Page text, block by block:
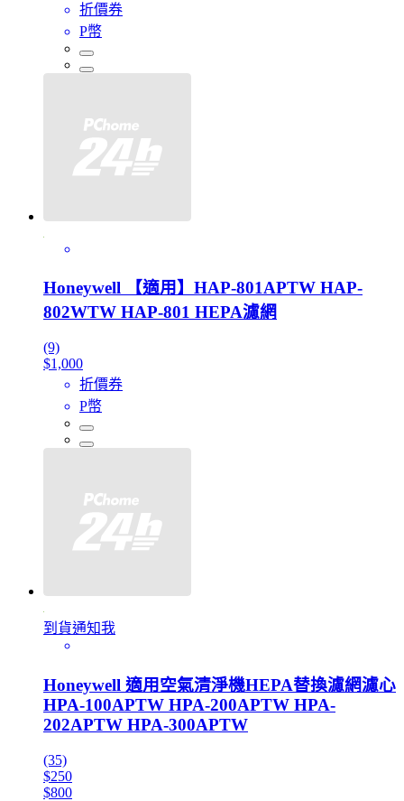
折價券
P幣
Honeywell 【適用】HAP-801APTW HAP-
802WTW HAP-801 HEPA濾網
(9)
$1,000
折價券
P幣
到貨通知我
Honeywell 適用空氣清淨機HEPA替換濾網濾心
HPA-100APTW HPA-200APTW HPA-
202APTW HPA-300APTW
(35)
$250
$800